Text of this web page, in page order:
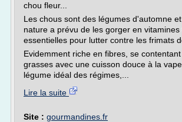
chou fleur...
Les chous sont des légumes d'automne
nature a prévu de les gorger en vitamines
essentielles pour lutter contre les frimats
Evidemment riche en fibres, se
grasses avec une cuisson douce à la
légume idéal des régimes,...
Lire la suite
Site : gourmandines.fr